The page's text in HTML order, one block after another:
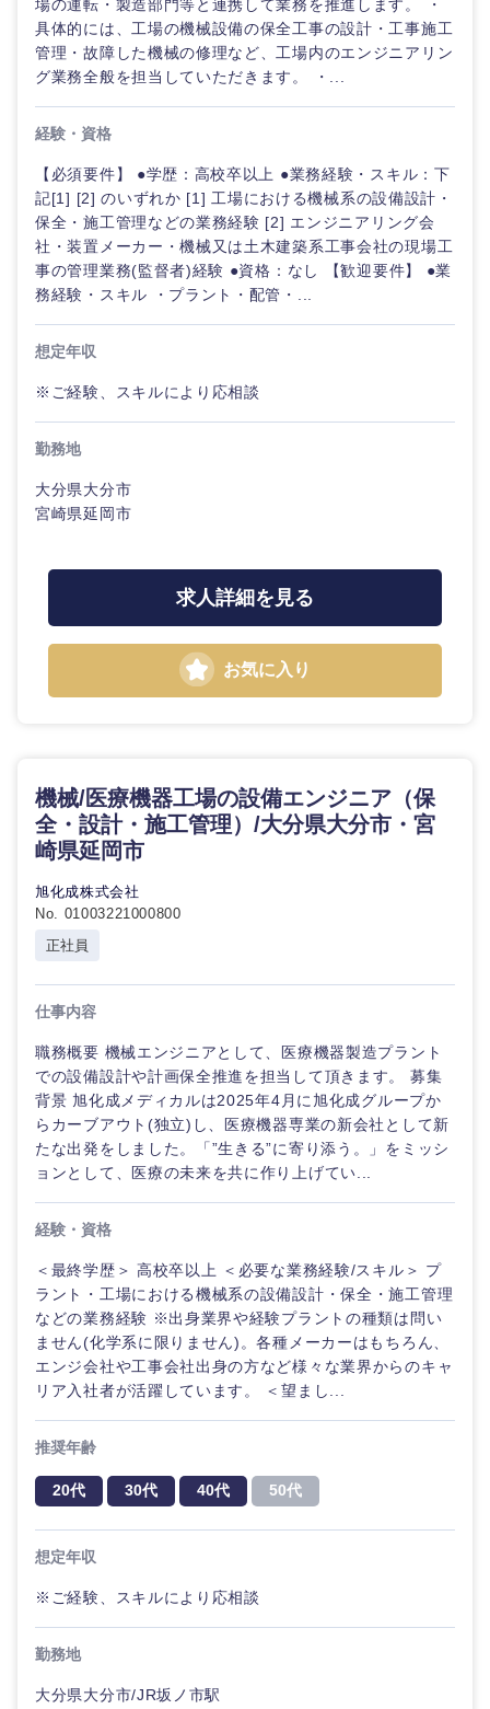
九州・沖縄
鹿児島県
場の運転・製造部門等と連携して業務を推進します。 ・
具体的には、工場の機械設備の保全工事の設計・工事施工
管理・故障した機械の修理など、工場内のエンジニアリン
グ業務全般を担当していただきます。 ・...
経験・資格
【必須要件】 ●学歴：高校卒以上 ●業務経験・スキル：下
記[1] [2] のいずれか [1] 工場における機械系の設備設計・
保全・施工管理などの業務経験 [2] エンジニアリング会
社・装置メーカー・機械又は土木建築系工事会社の現場工
事の管理業務(監督者)経験 ●資格：なし 【歓迎要件】 ●業
務経験・スキル ・プラント・配管・...
想定年収
※ご経験、スキルにより応相談
勤務地
大分県大分市
宮崎県延岡市
求人詳細を見る
お気に入り
機械/医療機器工場の設備エンジニア（保
全・設計・施工管理）/大分県大分市・宮
崎県延岡市
旭化成株式会社
No. 01003221000800
正社員
仕事内容
職務概要 機械エンジニアとして、医療機器製造プラント
での設備設計や計画保全推進を担当して頂きます。 募集
背景 旭化成メディカルは2025年4月に旭化成グループか
らカーブアウト(独立)し、医療機器専業の新会社として新
たな出発をしました。「”生きる”に寄り添う。」をミッシ
ョンとして、医療の未来を共に作り上げてい...
経験・資格
＜最終学歴＞ 高校卒以上 ＜必要な業務経験/スキル＞ プ
ラント・工場における機械系の設備設計・保全・施工管理
などの業務経験 ※出身業界や経験プラントの種類は問い
ません(化学系に限りません)。各種メーカーはもちろん、
エンジ会社や工事会社出身の方など様々な業界からのキャ
リア入社者が活躍しています。 ＜望まし...
推奨年齢
20代 30代 40代 50代
想定年収
※ご経験、スキルにより応相談
勤務地
大分県大分市/JR坂ノ市駅